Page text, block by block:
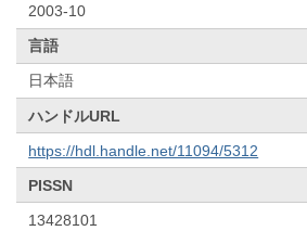
2003-10
言語
日本語
ハンドルURL
https://hdl.handle.net/11094/5312
PISSN
13428101